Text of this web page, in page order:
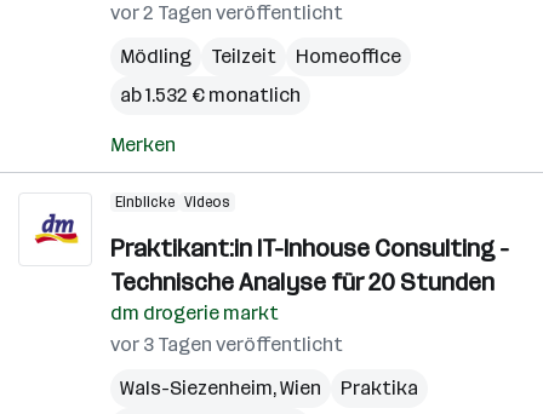
vor 2 Tagen veröffentlicht
Mödling
Teilzeit
Homeoffice
ab 1.532 € monatlich
Merken
Einblicke Videos
Praktikant:in IT-Inhouse Consulting -
Technische Analyse für 20 Stunden
dm drogerie markt
vor 3 Tagen veröffentlicht
Wals-Siezenheim,Wien
Praktika